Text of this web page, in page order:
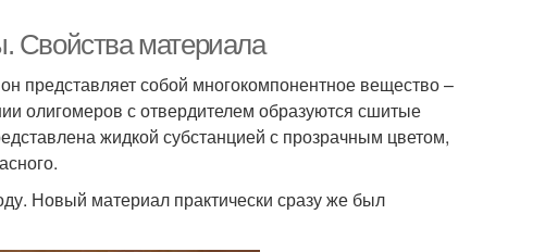
Свойства материала
представляет собой многокомпонентное вещество –
олигомеров с отвердителем образуются сшитые
жидкой субстанцией с прозрачным цветом,
Новый материал практически сразу же был